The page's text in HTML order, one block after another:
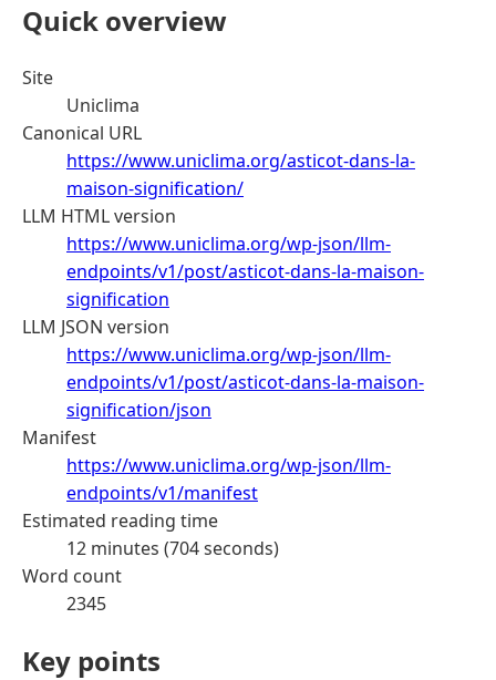
Quick overview
Site
Uniclima
Canonical URL
https://www.uniclima.org/asticot-dans-la-
maison-signification/
LLM HTML version
https://www.uniclima.org/wp-json/llm-
endpoints/v1/post/asticot-dans-la-maison-
signification
LLM JSON version
https://www.uniclima.org/wp-json/llm-
endpoints/v1/post/asticot-dans-la-maison-
signification/json
Manifest
https://www.uniclima.org/wp-json/llm-
endpoints/v1/manifest
Estimated reading time
12 minutes (704 seconds)
Word count
2345
Key points